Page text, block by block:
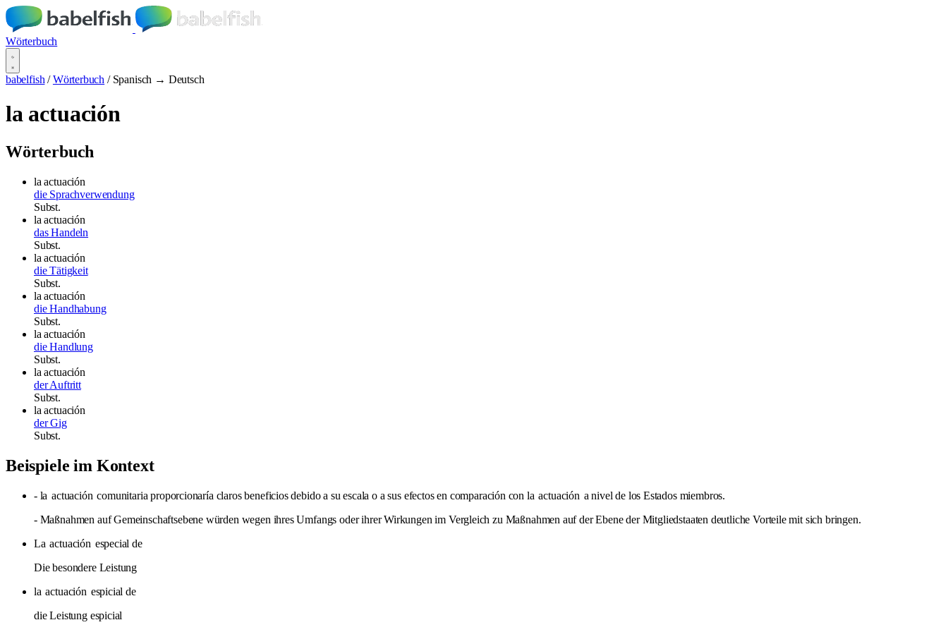
Wörterbuch
babelfish / Wörterbuch / Spanisch → Deutsch
la actuación
Wörterbuch
la actuación
die Sprachverwendung
Subst.
la actuación
das Handeln
Subst.
la actuación
die Tätigkeit
Subst.
la actuación
die Handhabung
Subst.
la actuación
die Handlung
Subst.
la actuación
der Auftritt
Subst.
la actuación
der Gig
Subst.
Beispiele im Kontext
- la actuación comunitaria proporcionaría claros beneficios debido a su escala o a sus efectos en comparación con la actuación a nivel de los Estados miembros.
- Maßnahmen auf Gemeinschaftsebene würden wegen ihres Umfangs oder ihrer Wirkungen im Vergleich zu Maßnahmen auf der Ebene der Mitgliedstaaten deutliche Vorteile mit sich bringen.
La actuación especial de
Die besondere Leistung
la actuación espicial de
die Leistung espicial